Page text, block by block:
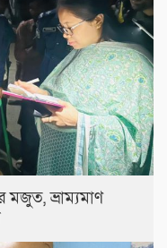
মজুত, ভ্রাম্যমাণ